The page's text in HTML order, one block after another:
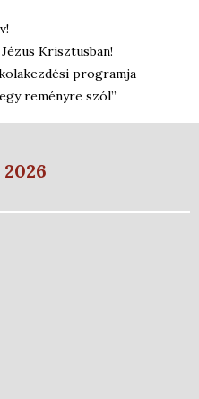
Krisztusban!
programja
reményre szól”